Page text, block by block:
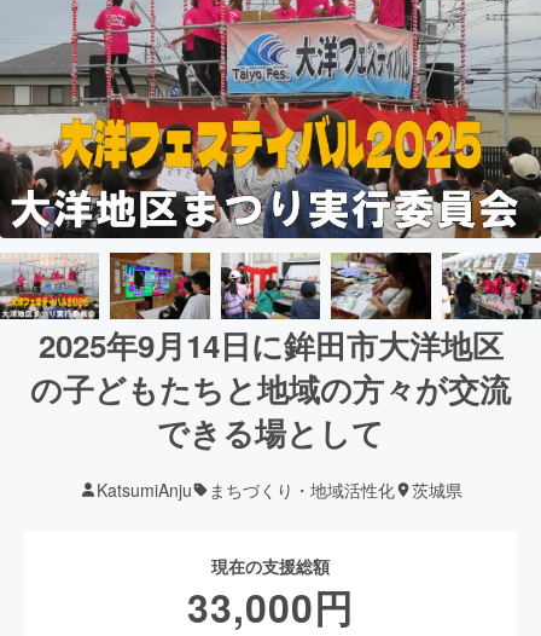
2025年9月14日に鉾田市大洋地区
の子どもたちと地域の方々が交流
できる場として
KatsumiAnju まちづくり・地域活性化 茨城県
現在の支援総額
33,000円